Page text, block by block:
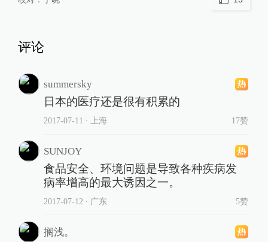
评论
summersky
日本的医疗还是很有积累的
2017-07-11 ∙ 上海 17赞
SUNJOY
食品安全、环境问题是导致各种疾病发
病率增高的最大诱因之一。
2017-07-12 ∙ 广东 5赞
搁浅。